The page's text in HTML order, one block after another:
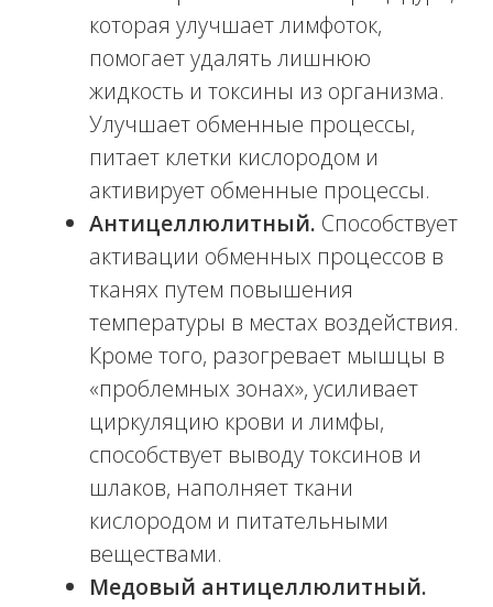
ОБЕРТЫВАНИЕ
В INFINITY CLINIC
Обёртывания – эффективный метод
коррекции фигуры, борьбы с целлюлитом.
В процессе обертывания обеспечивается
уход за кожей, обеспечивает тонус,
способствует запуск механизмов
жиросжигания. В нашей клинике
обертывания проводятся с
использованием инновационных
препаратов, разработанных австрийской
лабораторией STYX. Предлагаем своим
пациентам:
Виски-пеленание.Представляет
собой влажное бандажное
обертывание с применением